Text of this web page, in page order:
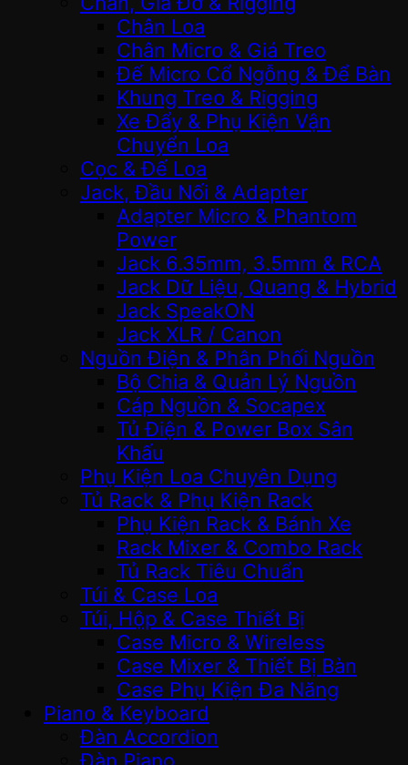
Chân Loa
Chân Micro & Giá Treo
Đế Micro Cổ Ngỗng & Để Bàn
Khung Treo & Rigging
Xe Đẩy & Phụ Kiện Vận
Chuyển Loa
Cọc & Đế Loa
Jack, Đầu Nối & Adapter
Adapter Micro & Phantom
Power
Jack 6.35mm, 3.5mm & RCA
Jack Dữ Liệu, Quang & Hybrid
Jack SpeakON
Jack XLR / Canon
Nguồn Điện & Phân Phối Nguồn
Bộ Chia & Quản Lý Nguồn
Cáp Nguồn & Socapex
Tủ Điện & Power Box Sân
Khấu
Phụ Kiện Loa Chuyên Dụng
Tủ Rack & Phụ Kiện Rack
Phụ Kiện Rack & Bánh Xe
Rack Mixer & Combo Rack
Tủ Rack Tiêu Chuẩn
Túi & Case Loa
Túi, Hộp & Case Thiết Bị
Case Micro & Wireless
Case Mixer & Thiết Bị Bàn
Case Phụ Kiện Đa Năng
Piano & Keyboard
Đàn Accordion